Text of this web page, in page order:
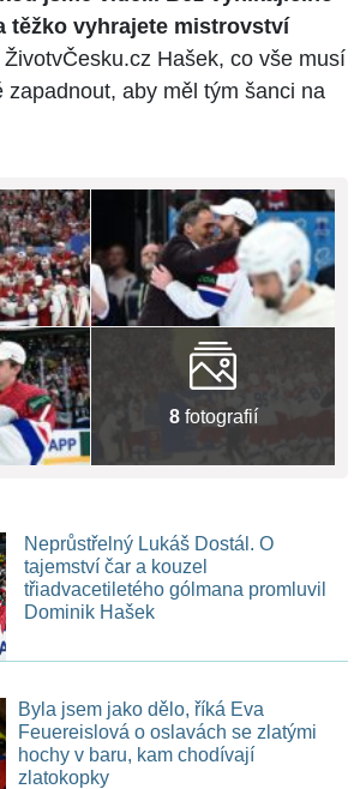
těžko vyhrajete mistrovství
Hašek, co vše musí
zapadnout, aby měl tým šanci na
8fotografií
Neprůstřelný Lukáš Dostál. O
tajemství čar a kouzel
třiadvacetiletého gólmana promluvil
Dominik Hašek
Byla jsem jako dělo, říká Eva
Feuereislová o oslavách se zlatými
hochy v baru, kam chodívají
zlatokopky